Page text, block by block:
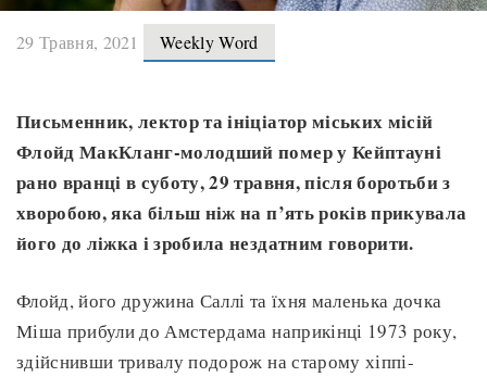
29 Травня, 2021 Weekly Word
Письменник, лектор та ініціатор міських місій
Флойд МакКланг-молодший помер у Кейптауні
рано вранці в суботу, 29 травня, після боротьби з
хворобою, яка більш ніж на п’ять років прикувала
його до ліжка і зробила нездатним говорити.
Флойд, його дружина Саллі та їхня маленька дочка
Міша прибули до Амстердама наприкінці 1973 року,
здійснивши тривалу подорож на старому хіппі-